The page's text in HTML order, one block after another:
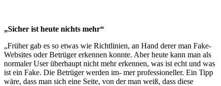
„Sicher ist heute nichts mehr“
„Früher gab es so etwas wie Richtlinien, an Hand derer man Fake-
Websites oder Betrüger erkennen konnte. Aber heute kann man als
normaler User überhaupt nicht mehr erkennen, was ist echt und was
ist ein Fake. Die Betrüger werden im- mer professioneller. Ein Tipp
wäre, dass man sich eine Seite, von der man weiß, dass diese